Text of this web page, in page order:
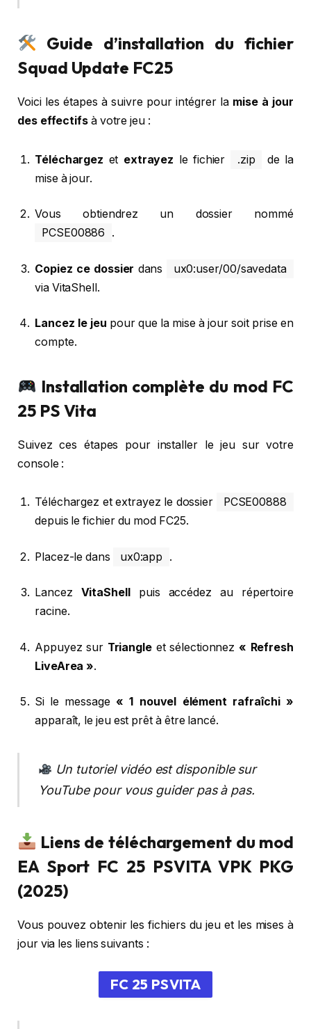
Guide d’installation du fichier
Squad Update FC25
Voici les étapes à suivre pour intégrer la mise à jour
des effectifsà votre jeu :
Téléchargez et extrayez le fichier .zip
de la
mise à jour.
Vous obtiendrez un dossier nommé
PCSE00886
.
Copiez ce dossier dans
ux0:user/00/savedata
via VitaShell.
Lancez le jeu pour que la mise à jour soit prise en
compte.
Installation complète du mod FC
25 PS Vita
Suivez ces étapes pour installer le jeu sur votre
console :
Téléchargez et extrayez le dossier
PCSE00888
depuis le fichier du mod FC25.
Placez-le dans ux0:app .
Lancez VitaShell
puis accédez au répertoire
racine.
Appuyez sur Triangleet sélectionnez « Refresh
LiveArea ».
Si le message « 1 nouvel élément rafraîchi »
apparaît, le jeu est prêt à être lancé.
Un tutoriel vidéo est disponible sur
YouTube pour vous guider pas à pas.
Liens de téléchargement du mod
EA Sport FC 25 PSVITA VPK PKG
(2025)
Vous pouvez obtenir les fichiers du jeu et les mises à
jour via les liens suivants :
FC 25 PSVITA